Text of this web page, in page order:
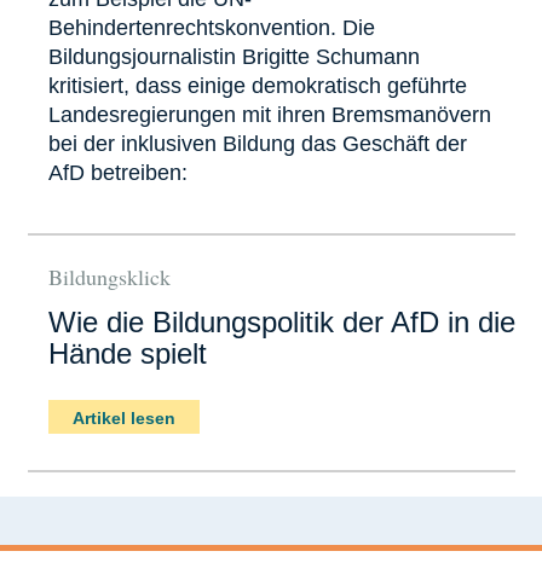
Behindertenrechtskonvention. Die
Bildungsjournalistin Brigitte Schumann
kritisiert, dass einige demokratisch geführte
Landesregierungen mit ihren Bremsmanövern
bei der inklusiven Bildung das Geschäft der
AfD betreiben:
Bildungsklick
Wie die Bildungspolitik der AfD in die
Hände spielt
Artikel lesen